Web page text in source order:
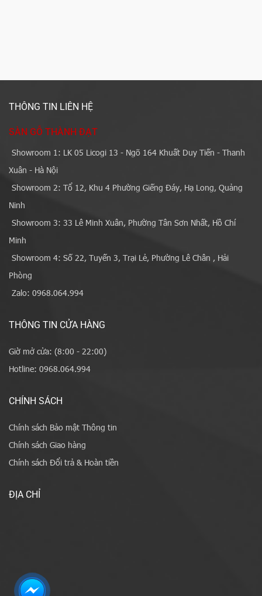
THÔNG TIN LIÊN HỆ
SÀN GỖ THÀNH ĐẠT
Showroom 1: LK 05 Licogi 13 - Ngõ 164 Khuất Duy Tiến - Thanh
Xuân - Hà Nội
Showroom 2: Tổ 12, Khu 4 Phường Giếng Đáy, Hạ Long, Quảng
Ninh
Showroom 3: 33 Lê Minh Xuân, Phường Tân Sơn Nhất, Hồ Chí
Minh
Showroom 4: Số 22, Tuyến 3, Trại Lẻ, Phường Lê Chân , Hải
Phòng
Zalo: 0968.064.994
THÔNG TIN CỬA HÀNG
Giờ mở cửa: (8:00 - 22:00)
Hotline: 0968.064.994
CHÍNH SÁCH
Chính sách Bảo mật Thông tin
Chính sách Giao hàng
Chính sách Đổi trả & Hoàn tiền
ĐỊA CHỈ